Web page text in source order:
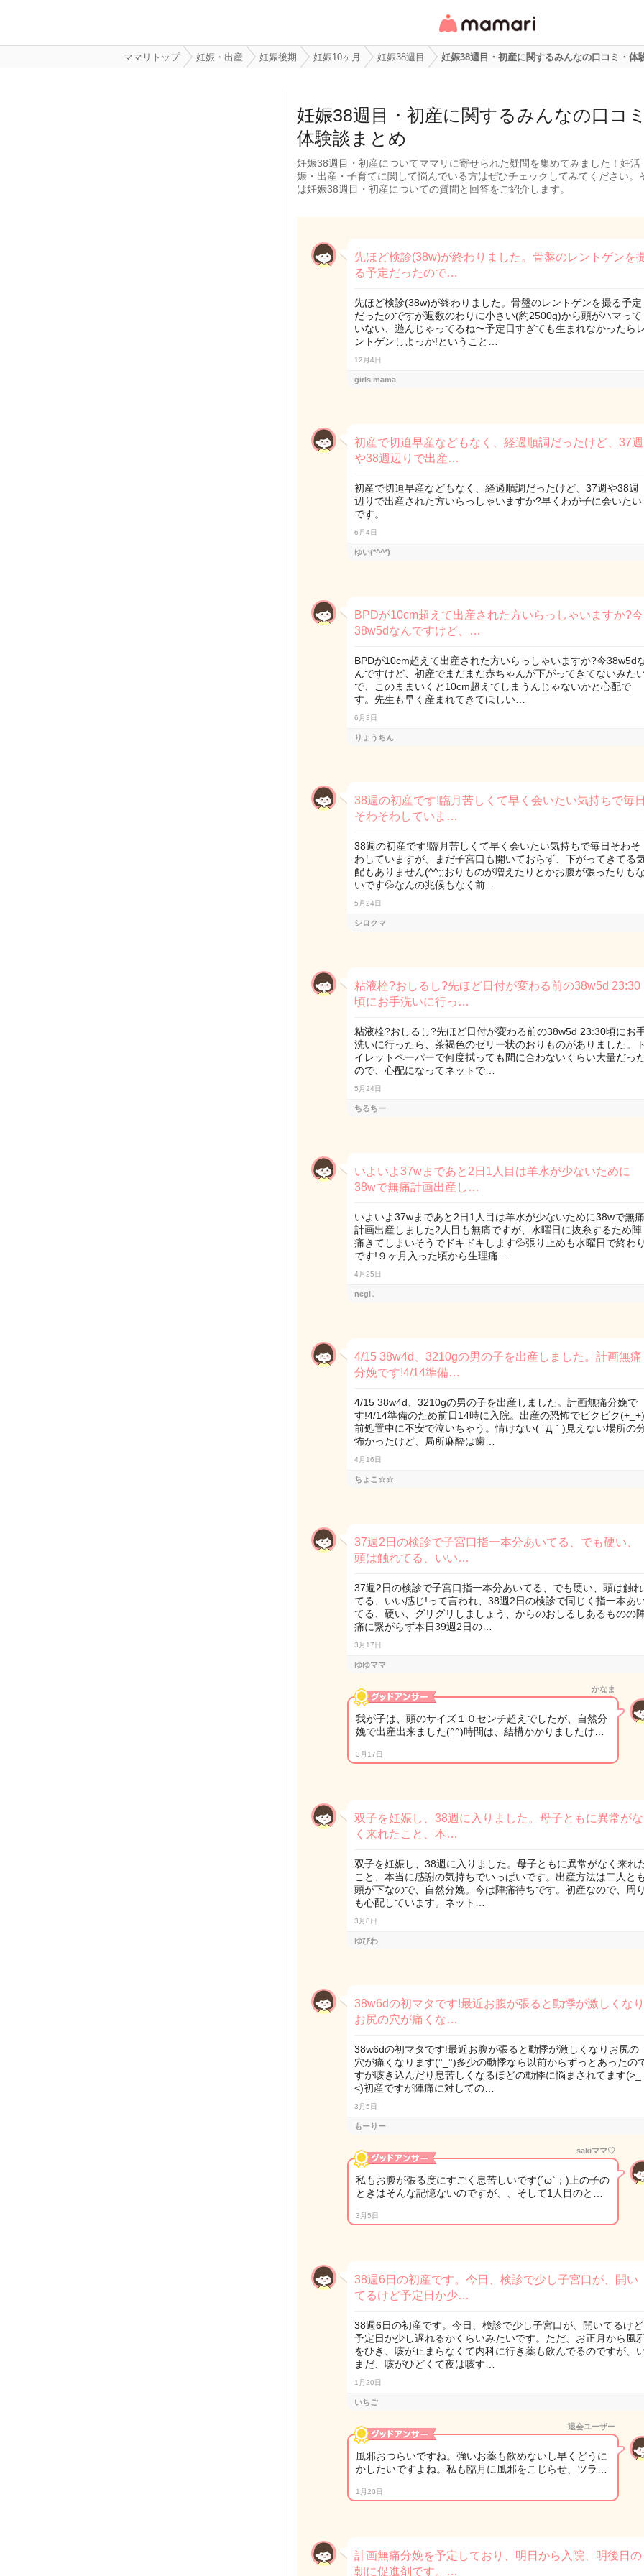
リ・情報サイト
ママリトップ 妊娠・出産 妊娠後期 妊娠10ヶ月 妊娠38週目 妊娠38週目・初産に関するみんなの口コミ・
妊娠38週目・初産に関するみんなの口コ
体験談まとめ
妊娠38週目・初産についてママリに寄せられた疑問を集めてみました！妊活
娠・出産・子育てに関して悩んでいる方はぜひチェックしてみてください。
は妊娠38週目・初産についての質問と回答をご紹介します。
先ほど検診(38w)が終わりました。骨盤のレントゲンを
る予定だったので…
先ほど検診(38w)が終わりました。骨盤のレントゲンを撮る予定
だったのですが週数のわりに小さい(約2500g)から頭がハマって
いない、遊んじゃってるね〜予定日すぎても生まれなかったら
ントゲンしよっか!ということ…
12月4日
girls mama
初産で切迫早産などもなく、経過順調だったけど、37週
や38週辺りで出産…
初産で切迫早産などもなく、経過順調だったけど、37週や38週
辺りで出産された方いらっしゃいますか?早くわが子に会いたい
です。
6月4日
ゆい(*^^*)
BPDが10cm超えて出産された方いらっしゃいますか?今
38w5dなんですけど、…
BPDが10cm超えて出産された方いらっしゃいますか?今38w5d
んですけど、初産でまだまだ赤ちゃんが下がってきてないみた
で、このままいくと10cm超えてしまうんじゃないかと心配で
す。先生も早く産まれてきてほしい…
6月3日
りょうちん
38週の初産です!臨月苦しくて早く会いたい気持ちで毎
そわそわしていま…
38週の初産です!臨月苦しくて早く会いたい気持ちで毎日そわそ
わしていますが、まだ子宮口も開いておらず、下がってきてる
配もありません(^^;;おりものが増えたりとかお腹が張ったりも
いです💦なんの兆候もなく前…
5月24日
シロクマ
粘液栓?おしるし?先ほど日付が変わる前の38w5d 23:30
頃にお手洗いに行っ…
粘液栓?おしるし?先ほど日付が変わる前の38w5d 23:30頃にお
洗いに行ったら、茶褐色のゼリー状のおりものがありました。
イレットペーパーで何度拭っても間に合わないくらい大量だっ
ので、心配になってネットで…
5月24日
ちるちー
いよいよ37wまであと2日1人目は羊水が少ないために
38wで無痛計画出産し…
いよいよ37wまであと2日1人目は羊水が少ないために38wで無痛
計画出産しました2人目も無痛ですが、水曜日に抜糸するため陣
痛きてしまいそうでドキドキします💦張り止めも水曜日で終わ
です!９ヶ月入った頃から生理痛…
4月25日
negi。
4/15 38w4d、3210gの男の子を出産しました。計画無痛
分娩です!4/14準備…
4/15 38w4d、3210gの男の子を出産しました。計画無痛分娩で
す!4/14準備のため前日14時に入院。出産の恐怖でビクビク(+_+)
前処置中に不安で泣いちゃう。情けない( ´Д｀)見えない場所の
怖かったけど、局所麻酔は歯…
4月16日
ちょこ☆☆
37週2日の検診で子宮口指一本分あいてる、でも硬い、
頭は触れてる、いい…
37週2日の検診で子宮口指一本分あいてる、でも硬い、頭は触れ
てる、いい感じ!って言われ、38週2日の検診で同じく指一本あ
てる、硬い、グリグリしましょう、からのおしるしあるものの
痛に繋がらず本日39週2日の…
3月17日
ゆゆママ
かなま
我が子は、頭のサイズ１０センチ超えでしたが、自然分
娩で出産出来ました(^^)時間は、結構かかりましたけ…
3月17日
双子を妊娠し、38週に入りました。母子ともに異常がな
く来れたこと、本…
双子を妊娠し、38週に入りました。母子ともに異常がなく来れ
こと、本当に感謝の気持ちでいっぱいです。出産方法は二人と
頭が下なので、自然分娩。今は陣痛待ちです。初産なので、周
も心配しています。ネット…
3月8日
ゆびわ
38w6dの初マタです!最近お腹が張ると動悸が激しくなり
お尻の穴が痛くな…
38w6dの初マタです!最近お腹が張ると動悸が激しくなりお尻の
穴が痛くなります(°_°)多少の動悸なら以前からずっとあったの
すが咳き込んだり息苦しくなるほどの動悸に悩まされてます(>_
<)初産ですが陣痛に対しての…
3月5日
もーりー
sakiママ♡
私もお腹が張る度にすごく息苦しいです(´ω`；)上の子の
ときはそんな記憶ないのですが、、そして1人目のと…
3月5日
38週6日の初産です。今日、検診で少し子宮口が、開い
てるけど予定日か少…
38週6日の初産です。今日、検診で少し子宮口が、開いてるけど
予定日か少し遅れるかくらいみたいです。ただ、お正月から風
をひき、咳が止まらなくて内科に行き薬も飲んでるのですが、
まだ、咳がひどくて夜は咳す…
1月20日
いちご
退会ユーザー
風邪おつらいですね。強いお薬も飲めないし早くどうに
かしたいですよね。私も臨月に風邪をこじらせ、ツラ…
1月20日
計画無痛分娩を予定しており、明日から入院、明後日の
朝に促進剤です。…